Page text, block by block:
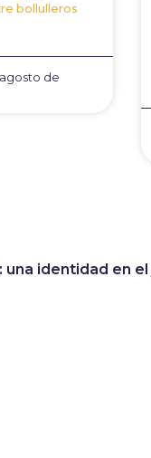
bollulleros
de